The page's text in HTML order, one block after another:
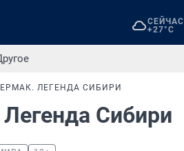
СЕЙЧАС
+27°C
ЛЕГЕНДА СИБИРИ
Сибири